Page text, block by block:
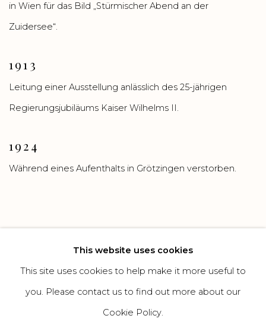
in Wien für das Bild „Stürmischer Abend an der
Zuidersee“.
1913
Leitung einer Ausstellung anlässlich des 25-jährigen
Regierungsjubiläums Kaiser Wilhelms II.
1924
Während eines Aufenthalts in Grötzingen verstorben.
This website uses cookies
This site uses cookies to help make it more useful to
you. Please contact us to find out more about our
Cookie Policy.